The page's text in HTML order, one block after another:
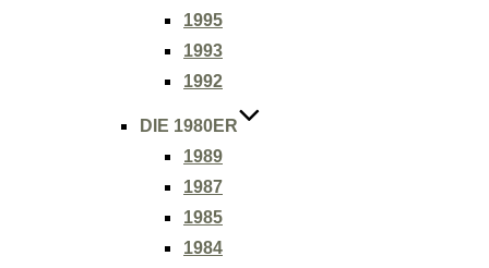
1995
1993
1992
DIE 1980ER
1989
1987
1985
1984